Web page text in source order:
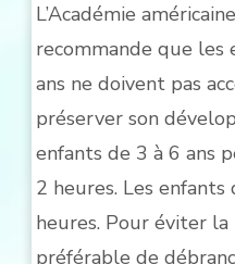
L’Académie
recommande que les
ans ne doivent pas
préserver son
enfants de 3 à 6 ans
2 heures. Les
heures. Pour éviter
préférable de